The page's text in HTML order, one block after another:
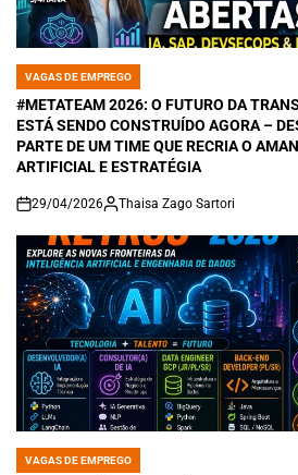
POSTED
IN
VAGAS DE EMPREGO
#METATEAM 2026: O FUTURO DA
ESTÁ SENDO CONSTRUÍDO AGORA –
PARTE DE UM TIME QUE RECRIA O
ARTIFICIAL E ESTRATÉGIA
on
29/04/2026 Thaisa Zago Sartori
POSTED
VAGAS DE EMPREGO